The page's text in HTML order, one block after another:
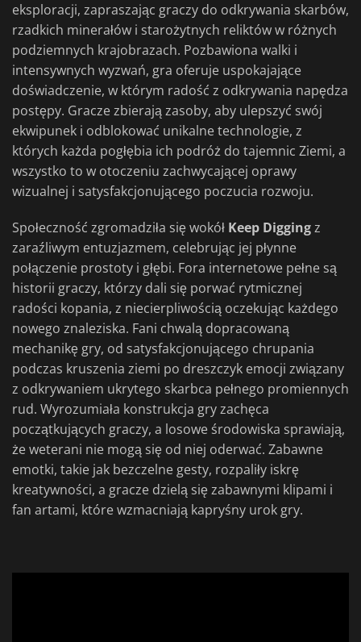
eksploracji, zapraszając graczy do odkrywania skarbów,
rzadkich minerałów i starożytnych reliktów w różnych
podziemnych krajobrazach. Pozbawiona walki i
intensywnych wyzwań, gra oferuje uspokajające
doświadczenie, w którym radość z odkrywania napędza
postępy. Gracze zbierają zasoby, aby ulepszyć swój
ekwipunek i odblokować unikalne technologie, z
których każda pogłębia ich podróż do tajemnic Ziemi, a
wszystko to w otoczeniu zachwycającej oprawy
wizualnej i satysfakcjonującego poczucia rozwoju.
Społeczność zgromadziła się wokół Keep Diggingz
zaraźliwym entuzjazmem, celebrując jej płynne
połączenie prostoty i głębi. Fora internetowe pełne są
historii graczy, którzy dali się porwać rytmicznej
radości kopania, z niecierpliwością oczekując każdego
nowego znaleziska. Fani chwalą dopracowaną
mechanikę gry, od satysfakcjonującego chrupania
podczas kruszenia ziemi po dreszczyk emocji związany
z odkrywaniem ukrytego skarbca pełnego promiennych
rud. Wyrozumiała konstrukcja gry zachęca
początkujących graczy, a losowe środowiska sprawiają,
że weterani nie mogą się od niej oderwać. Zabawne
emotki, takie jak bezczelne gesty, rozpaliły iskrę
kreatywności, a gracze dzielą się zabawnymi klipami i
fan artami, które wzmacniają kapryśny urok gry.